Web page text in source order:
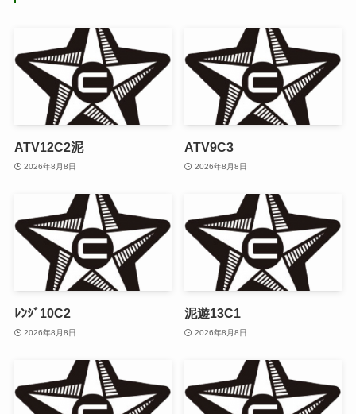
ATV12C2泥
2026年8月8日
ATV9C3
2026年8月8日
ﾚﾝｼﾞ10C2
2026年8月8日
泥遊13C1
2026年8月8日